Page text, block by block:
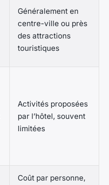
Généralement en
centre-ville ou près
des attractions
touristiques
Activités proposées
par l’hôtel, souvent
limitées
Coût par personne,